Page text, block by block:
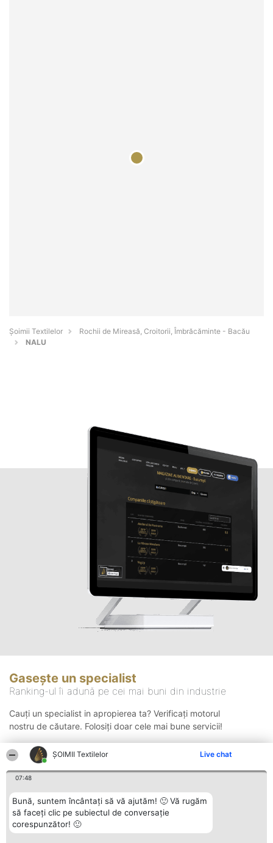
ȘOIMII Textilelor Live chat
07:48
Bună, suntem încântați să vă ajutăm! 🙂 Vă rugăm
să faceți clic pe subiectul de conversație
corespunzător! 🙂
Șoimii Textilelor
Rochii de Mireasă, Croitorii, Îmbrăcăminte - Bacău
NALU
Gasește un specialist
Ranking-ul îi adună pe cei mai buni din industrie
Cauți un specialist in apropierea ta? Verificați motorul
nostru de căutare. Folosiți doar cele mai bune servicii!